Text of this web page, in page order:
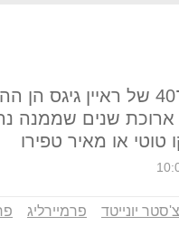
חגיגות יום ההולדת ה־40 של
שנים שממנה
טוטי או מאיר טפירו
יונייטד פרמיירליג